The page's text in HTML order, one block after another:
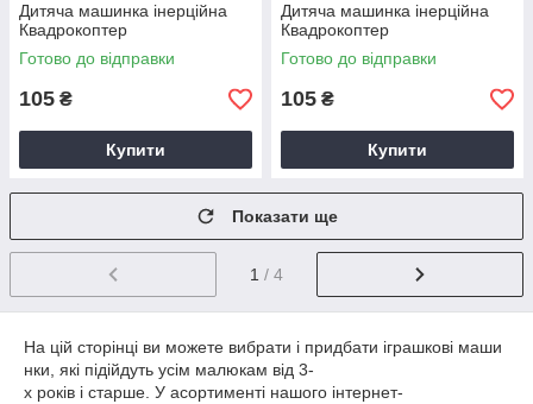
Дитяча машинка інерційна
Квадрокоптер
Готово до відправки
105 ₴
Купити
Дитяча машинка інерційна
Квадрокоптер
Готово до відправки
105 ₴
Купити
Показати ще
1 / 4
На цій сторінці ви можете вибрати і придбати іграшкові маши
нки, які підійдуть усім малюкам від 3-
х років і старше. У асортименті нашого інтернет-